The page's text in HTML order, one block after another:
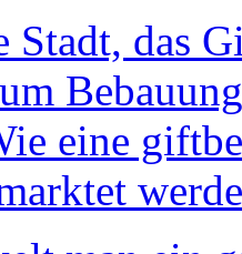
das
eine